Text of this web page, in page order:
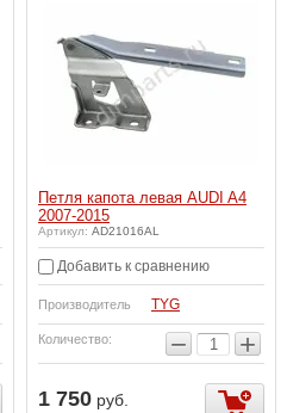
Петля капота левая AUDI A4
2007-2015
Артикул: AD21016AL
Добавить к сравнению
Производитель TYG
Количество: − +
1 750 руб.